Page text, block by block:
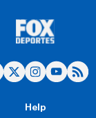
Help